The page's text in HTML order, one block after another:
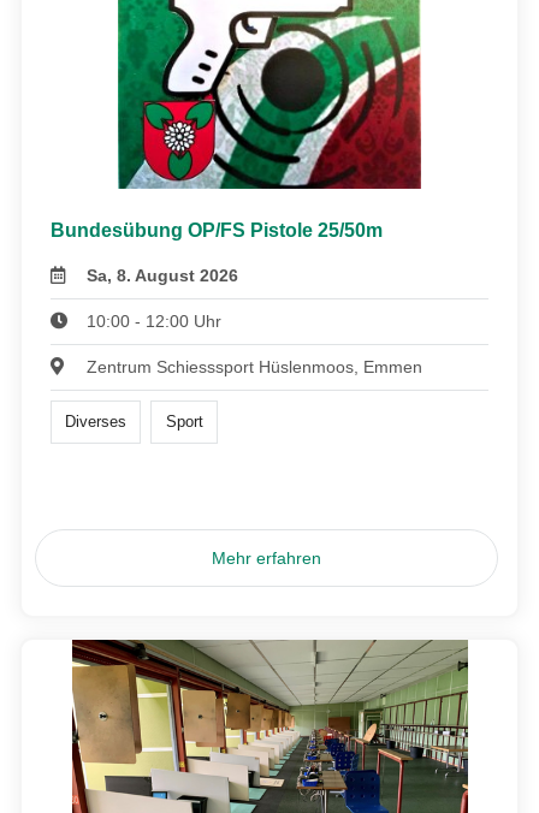
Bundesübung OP/FS Pistole 25/50m
Sa, 8. August 2026
10:00 - 12:00 Uhr
Zentrum Schiesssport Hüslenmoos, Emmen
Diverses Sport
Mehr erfahren